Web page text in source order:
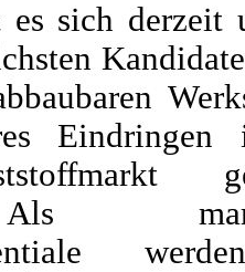
sich derzeit
Eindringen